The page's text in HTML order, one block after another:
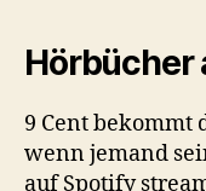
Hörbücher
9 Cent bekommt
wenn jemand
auf Spotify